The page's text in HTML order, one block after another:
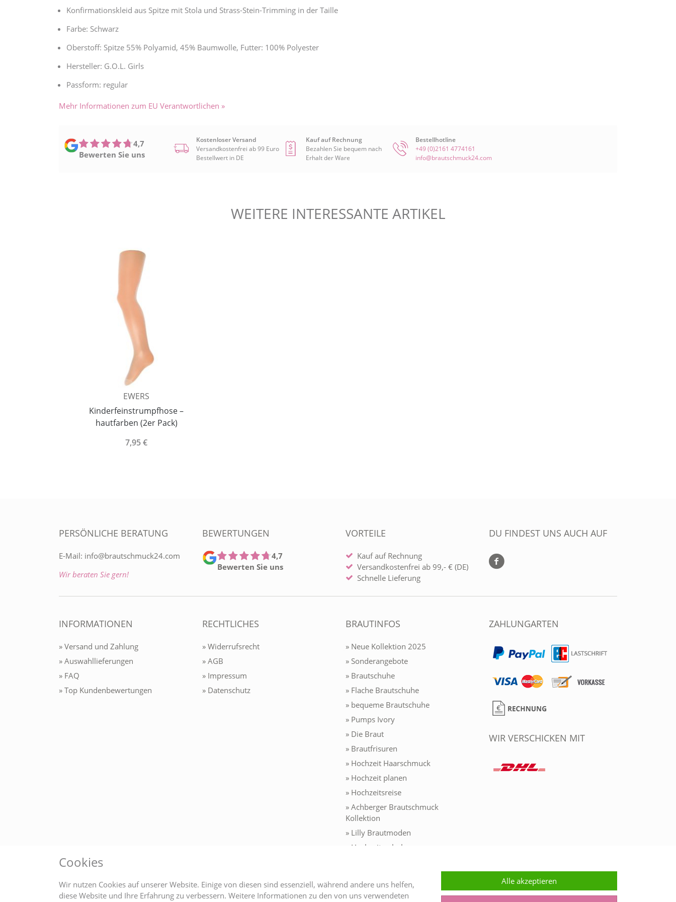
Konfirmationskleid aus Spitze mit Stola und Strass-Stein-Trimming in der Taille
Farbe: Schwarz
Oberstoff: Spitze 55% Polyamid, 45% Baumwolle, Futter: 100% Polyester
Hersteller: G.O.L. Girls
Passform: regular
Mehr Informationen zum EU Verantwortlichen »
4,7
Bewerten Sie uns
Kostenloser Versand
Versandkostenfrei ab 99 Euro
Bestellwert in DE
Kauf auf Rechnung
Bezahlen Sie bequem nach
Erhalt der Ware
Bestellhotline
+49 (0)2161 4774161
info@brautschmuck24.com
WEITERE INTERESSANTE ARTIKEL
EWERS
Kinderfeinstrumpfhose –
hautfarben (2er Pack)
7,95 €
PERSÖNLICHE BERATUNG
E-Mail: info@brautschmuck24.com
Wir beraten Sie gern!
BEWERTUNGEN
4,7
Bewerten Sie uns
VORTEILE
Kauf auf Rechnung
Versandkostenfrei ab 99,- € (DE)
Schnelle Lieferung
DU FINDEST UNS AUCH AUF
INFORMATIONEN
» Versand und Zahlung
» Auswahllieferungen
» FAQ
» Top Kundenbewertungen
RECHTLICHES
» Widerrufsrecht
» AGB
» Impressum
» Datenschutz
BRAUTINFOS
» Neue Kollektion 2025
» Sonderangebote
» Brautschuhe
» Flache Brautschuhe
» bequeme Brautschuhe
» Pumps Ivory
» Die Braut
» Brautfrisuren
» Hochzeit Haarschmuck
» Hochzeit planen
» Hochzeitsreise
» Achberger Brautschmuck
Kollektion
» Lilly Brautmoden
» Hochzeitsschuhe
» Konfirmationskleider
ZAHLUNGARTEN
WIR VERSCHICKEN MIT
Cookies
Wir nutzen Cookies auf unserer Website. Einige von diesen sind essenziell, während andere uns helfen,
diese Website und Ihre Erfahrung zu verbessern. Weitere Informationen zu den von uns verwendeten
Alle akzeptieren